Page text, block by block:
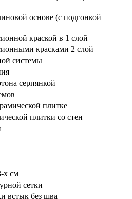
основе (с подгонкой
краской в 1 слой
красками 2 слой
системы
серпянкой
плитке
плитки со стен
х см
сетки
встык без шва